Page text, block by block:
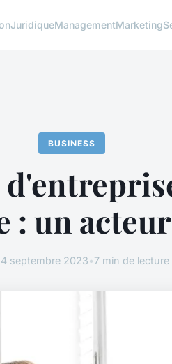
JuridiqueManagementMarketing
BUSINESS
: un
septembre 2023•7 min de lecture